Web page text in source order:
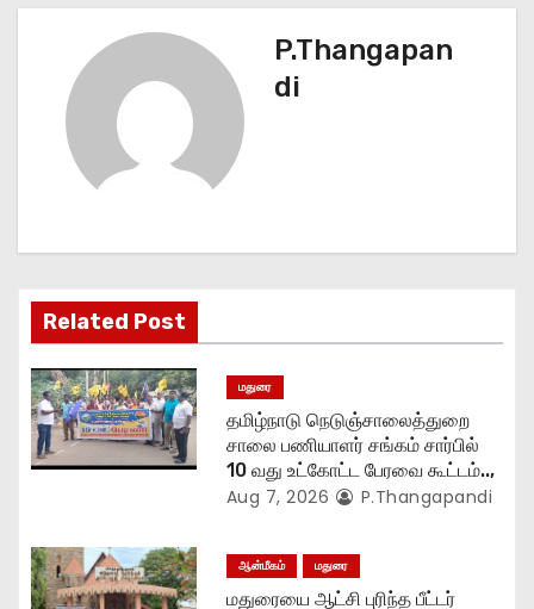
g
a
t
i
o
P.Thangapan
di
Related Post
மதுரை
தமிழ்நாடு நெடுஞ்சாலைத்துறை
சாலை பணியாளர் சங்கம் சார்பில்
10 வது உட்கோட்ட பேரவை கூட்டம்..,
Aug 7, 2026 P.Thangapandi
ஆன்மீகம் மதுரை
மதுரையை ஆட்சி புரிந்த பீட்டர்